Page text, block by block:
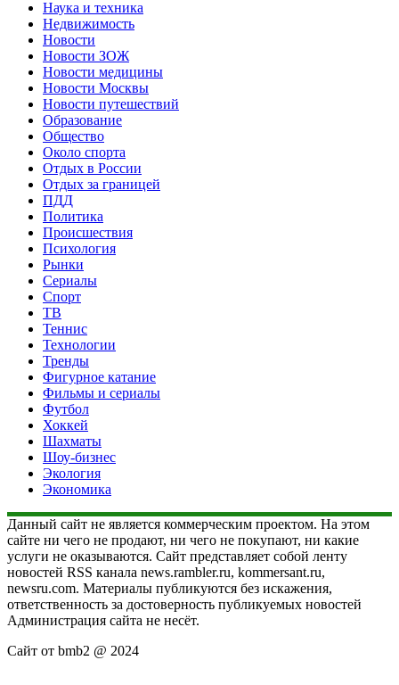
Наука и техника
Недвижимость
Новости
Новости ЗОЖ
Новости медицины
Новости Москвы
Новости путешествий
Образование
Общество
Около спорта
Отдых в России
Отдых за границей
ПДД
Политика
Происшествия
Психология
Рынки
Сериалы
Спорт
ТВ
Теннис
Технологии
Тренды
Фигурное катание
Фильмы и сериалы
Футбол
Хоккей
Шахматы
Шоу-бизнес
Экология
Экономика
Данный сайт не является коммерческим проектом. На этом
сайте ни чего не продают, ни чего не покупают, ни какие
услуги не оказываются. Сайт представляет собой ленту
новостей RSS канала news.rambler.ru, kommersant.ru,
newsru.com. Материалы публикуются без искажения,
ответственность за достоверность публикуемых новостей
Администрация сайта не несёт.
Сайт от bmb2 @ 2024